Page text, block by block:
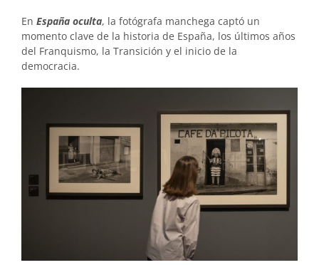
En España oculta, la fotógrafa manchega captó un
momento clave de la historia de España, los últimos años
del Franquismo, la Transición y el inicio de la
democracia.